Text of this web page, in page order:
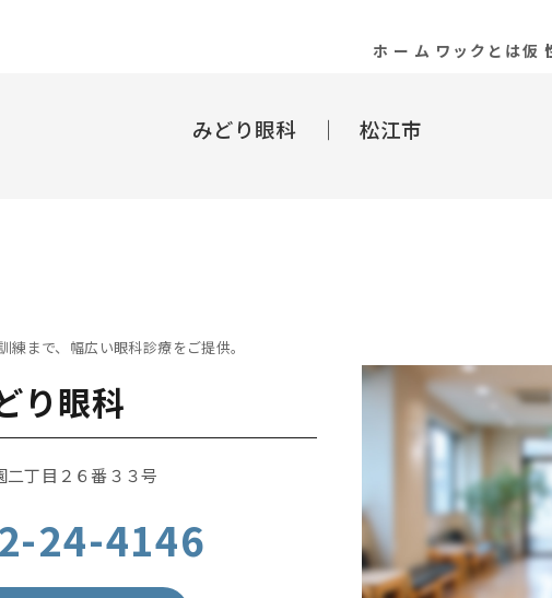
ホーム ワックとは仮
みどり眼科 ｜ 松江市
練まで、幅広い眼科診療をご提供。
り眼科
二丁目２６番３３号
24-4146